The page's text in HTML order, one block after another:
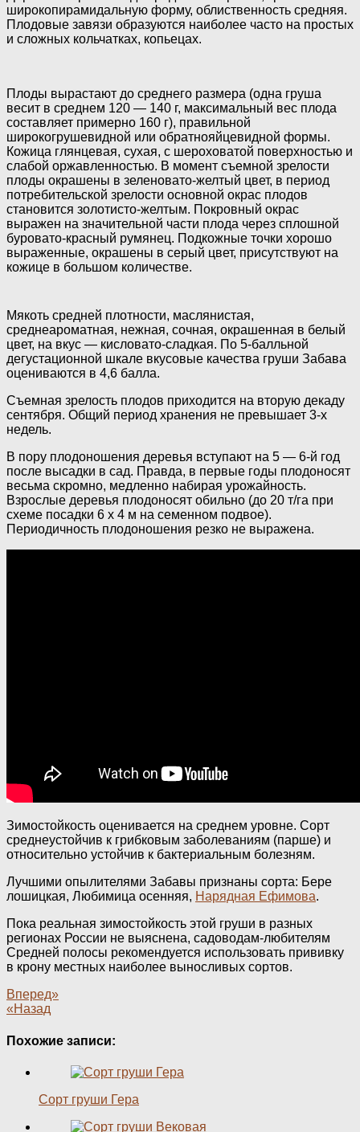
широкопирамидальную форму, облиственность средняя.
Плодовые завязи образуются наиболее часто на простых
и сложных кольчатках, копьецах.
Плоды вырастают до среднего размера (одна груша
весит в среднем 120 — 140 г, максимальный вес плода
составляет примерно 160 г), правильной
широкогрушевидной или обратнояйцевидной формы.
Кожица глянцевая, сухая, с шероховатой поверхностью и
слабой оржавленностью. В момент съемной зрелости
плоды окрашены в зеленовато-желтый цвет, в период
потребительской зрелости основной окрас плодов
становится золотисто-желтым. Покровный окрас
выражен на значительной части плода через сплошной
буровато-красный румянец. Подкожные точки хорошо
выраженные, окрашены в серый цвет, присутствуют на
кожице в большом количестве.
Мякоть средней плотности, маслянистая,
среднеароматная, нежная, сочная, окрашенная в белый
цвет, на вкус — кисловато-сладкая. По 5-балльной
дегустационной шкале вкусовые качества груши Забава
оцениваются в 4,6 балла.
Съемная зрелость плодов приходится на вторую декаду
сентября. Общий период хранения не превышает 3-х
недель.
В пору плодоношения деревья вступают на 5 — 6-й год
после высадки в сад. Правда, в первые годы плодоносят
весьма скромно, медленно набирая урожайность.
Взрослые деревья плодоносят обильно (до 20 т/га при
схеме посадки 6 x 4 м на семенном подвое).
Периодичность плодоношения резко не выражена.
Зимостойкость оценивается на среднем уровне. Сорт
среднеустойчив к грибковым заболеваниям (парше) и
относительно устойчив к бактериальным болезням.
Лучшими опылителями Забавы признаны сорта: Бере
лошицкая, Любимица осенняя, Нарядная Ефимова.
Пока реальная зимостойкость этой груши в разных
регионах России не выяснена, садоводам-любителям
Средней полосы рекомендуется использовать прививку
в крону местных наиболее выносливых сортов.
Вперед»
«Назад
Похожие записи:
Сорт груши Гера